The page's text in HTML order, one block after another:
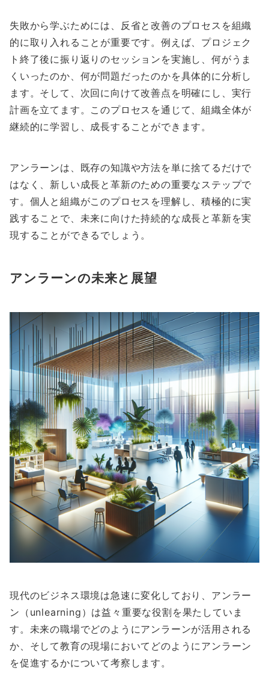
失敗から学ぶためには、反省と改善のプロセスを組織
的に取り入れることが重要です。例えば、プロジェク
ト終了後に振り返りのセッションを実施し、何がうま
くいったのか、何が問題だったのかを具体的に分析し
ます。そして、次回に向けて改善点を明確にし、実行
計画を立てます。このプロセスを通じて、組織全体が
継続的に学習し、成長することができます。
アンラーンは、既存の知識や方法を単に捨てるだけで
はなく、新しい成長と革新のための重要なステップで
す。個人と組織がこのプロセスを理解し、積極的に実
践することで、未来に向けた持続的な成長と革新を実
現することができるでしょう。
アンラーンの未来と展望
現代のビジネス環境は急速に変化しており、アンラー
ン（unlearning）は益々重要な役割を果たしていま
す。未来の職場でどのようにアンラーンが活用される
か、そして教育の現場においてどのようにアンラーン
を促進するかについて考察します。